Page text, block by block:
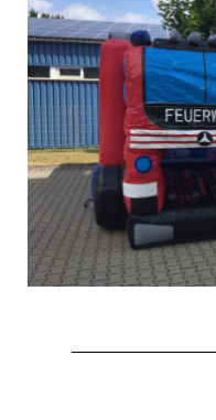
Drehleiter
Rüstwagen